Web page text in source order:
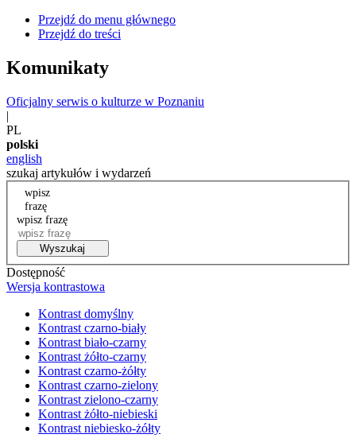
Przejdź do menu głównego
Przejdź do treści
Komunikaty
Oficjalny serwis o kulturze w Poznaniu
|
PL
polski
english
szukaj artykułów i wydarzeń
wpisz
frazę
wpisz frazę
Wyszukaj
Dostępność
Wersja kontrastowa
Kontrast domyślny
Kontrast czarno-biały
Kontrast biało-czarny
Kontrast żółto-czarny
Kontrast czarno-żółty
Kontrast czarno-zielony
Kontrast zielono-czarny
Kontrast żółto-niebieski
Kontrast niebiesko-żółty